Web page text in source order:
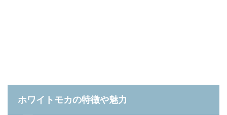
ホワイトモカの特徴や魅力